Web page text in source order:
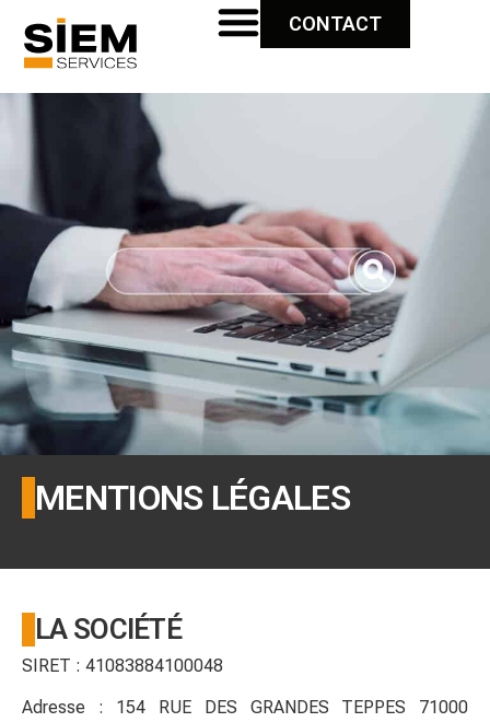
CONTACT
MENTIONS LÉGALES
LA SOCIÉTÉ
SIRET : 41083884100048
Adresse : 154 RUE DES GRANDES TEPPES 71000